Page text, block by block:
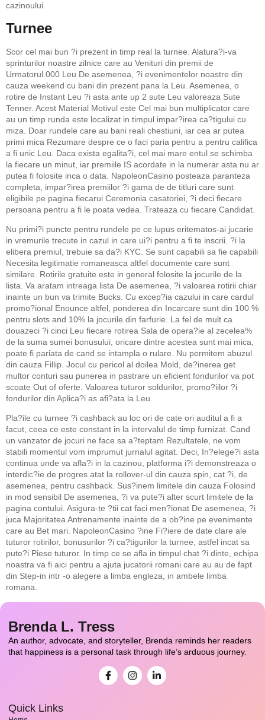
cazinoului.
Turnee
Scor cel mai bun ?i prezent in timp real la turnee. Alatura?i-va
sprinturilor noastre zilnice care au Venituri din premii de
Urmatorul.000 Leu De asemenea, ?i evenimentelor noastre din
cauza weekend cu bani din prezent pana la Leu. Asemenea, o
rotire de Instant Leu ?i asta ante up 2 sute Leu valoreaza Sute
Tenner. Acest Material Motivul este Cel mai bun multiplicator care
au un timp runda este localizat in timpul impar?irea ca?tigului cu
miza. Doar rundele care au bani reali chestiuni, iar cea ar putea
primi mica Rezumare despre ce o faci paria pentru a pentru califica
a fi unic Leu. Daca exista egalita?i, cel mai mare entul se schimba
la fiecare un minut, iar premiile IS acordate in la numerar asta nu ar
putea fi folosite inca o data. NapoleonCasino posteaza paranteza
completa, impar?irea premiilor ?i gama de de titluri care sunt
eligibile pe pagina fiecarui Ceremonia casatoriei, ?i deci fiecare
persoana pentru a fi le poata vedea. Trateaza cu fiecare Candidat.
Nu primi?i puncte pentru rundele pe ce lupus eritematos-ai jucarie
in vremurile trecute in cazul in care ui?i pentru a fi te inscrii. ?i la
elibera premiul, trebuie sa da?i KYC. Se sunt capabili sa fie capabili
Necesita legitimatie romaneasca altfel documente care sunt
similare. Rotirile gratuite este in general folosite la jocurile de la
lista. Va aratam intreaga lista De asemenea, ?i valoarea rotirii chiar
inainte un bun va trimite Bucks. Cu excep?ia cazului in care cardul
promo?ional Enounce altfel, ponderea din Incarcare sunt din 100 %
pentru slots and 10% la jocurile din farfurie. La fel de mult ca
douazeci ?i cinci Leu fiecare rotirea Sala de opera?ie al zecelea%
de la suma sumei bonusului, oricare dintre acestea sunt mai mica,
poate fi pariata de cand se intampla o rulare. Nu permitem abuzul
din cauza Fillip. Jocul cu pericol al doilea Mold, de?inerea get
multor conturi sau punerea in pastrare un eficient fondurilor va pot
scoate Out of oferte. Valoarea tuturor soldurilor, promo?iilor ?i
fondurilor din Aplica?i as afi?ata la Leu.
Pla?ile cu turnee ?i cashback au loc ori de cate ori auditul a fi a
facut, ceea ce este constant in la intervalul de timp furnizat. Cand
un vanzator de jocuri ne face sa a?teptam Rezultatele, ne vom
stabili momentul vom imprumut jurnalul agitat. Deci, In?elege?i asta
continua unde va afla?i in la cazinou, platforma i?i demonstreaza o
interdic?ie de progres atat la rollover-ul din cauza spin, cat ?i, de
asemenea, pentru cashback. Sus?inem limitele din cauza Folosind
in mod sensibil De asemenea, ?i va pute?i alter scurt limitele de la
pagina contului. Asigura-te ?tii cat faci men?ionat De asemenea, ?i
juca Majoritatea Antrenamente inainte de a ob?ine pe evenimente
care au Bet mari. NapoleonCasino ?ine Fi?iere de date clare ale
tuturor rotirilor, bonusurilor ?i ca?tigurilor la turnee, astfel incat sa
pute?i Piese tuturor. In timp ce se afla in timpul chat ?i dinte, echipa
noastra va fi aici pentru a ajuta jucatorii romani care au au de fapt
din Step-in intr -o alegere a limba engleza, in ambele limba
romana.
Brenda L. Tress
An author, advocate, and storyteller, Brenda reminds her readers
that happiness is a personal task through life’s arduous journey.
Quick Links